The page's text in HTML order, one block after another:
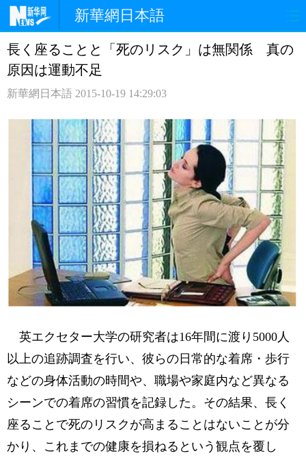
新華網日本語
ホームページ 政治 経済
観光 評論 写真
中日対訳
長く座ることと「死のリスク」は無関係 真の
原因は運動不足
新華網日本語 2015-10-19 14:29:03
英エクセター大学の研究者は16年間に渡り5000人
以上の追跡調査を行い、彼らの日常的な着席・歩行
などの身体活動の時間や、職場や家庭内など異なる
シーンでの着席の習慣を記録した。その結果、長く
座ることで死のリスクが高まることはないことが分
かり、これまでの健康を損ねるという観点を覆し